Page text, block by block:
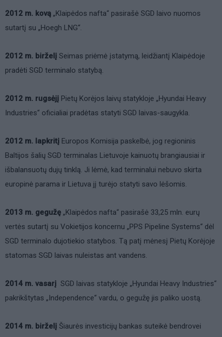
2012 m. kovą „Klaipėdos nafta“ pasirašė SGD laivo nuomos
sutartį su „Hoegh LNG“.
2012 m. birželį Seimas priėmė įstatymą, leidžiantį Klaipėdoje
pradėti SGD terminalo statybą.
2012 m. rugsėjį Pietų Korėjos laivų statykloje „Hyundai Heavy
Industries“ oficialiai pradėtas statyti SGD laivas-saugykla.
2012 m. lapkritį Europos Komisija paskelbė, jog regioninis
Baltijos šalių SGD terminalas Lietuvoje kainuotų brangiausiai ir
išbalansuotų dujų tinklą. Ji lėmė, kad terminalui nebuvo skirta
europinė parama ir Lietuva jį turėjo statyti savo lėšomis.
2013 m. gegužę „Klaipėdos nafta“ pasirašė 33,25 mln. eurų
vertės sutartį su Vokietijos koncernu „PPS Pipeline Systems“ dėl
SGD terminalo dujotiekio statybos. Tą patį mėnesį Pietų Korėjoje
statomas SGD laivas nuleistas ant vandens.
2014 m. vasarį SGD laivas statykloje „Hyundai Heavy Industries“
pakrikštytas „Independence“ vardu, o gegužę jis paliko uostą.
2014 m. birželį Šiaurės investicijų bankas suteikė bendrovei